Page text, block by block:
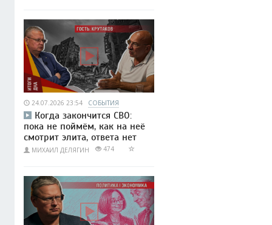
24.07.2026 23:54 СОБЫТИЯ
Когда закончится СВО:
пока не поймём, как на неё
смотрит элита, ответа нет
МИХАИЛ ДЕЛЯГИН 474